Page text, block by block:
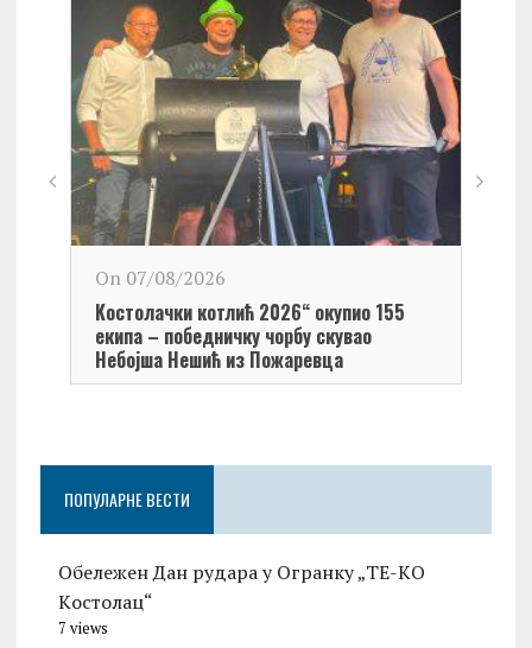
On 07/08/2026
Kостолачки котлић 2026“ окупио 155
екипа – победничку чорбу скувао
Небојша Нешић из Пожаревца
ПОПУЛАРНЕ ВЕСТИ
Обележен Дан рудара у Огранку „ТЕ-KО
Kостолац“
7 views